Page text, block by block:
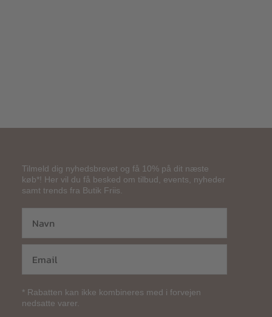
Tilmeld dig nyhedsbrevet og få 10% på dit næste
køb*! Her vil du få besked om tilbud, events, nyheder
samt trends fra Butik Friis.
* Rabatten kan ikke kombineres med i forvejen
nedsatte varer.